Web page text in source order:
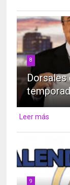
8
Dorsales
Leer más
9